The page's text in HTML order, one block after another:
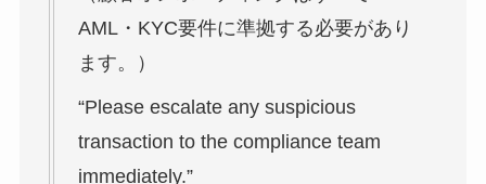
AML・KYC要件に準拠する必要があり
ます。）
“Please escalate any suspicious
transaction to the compliance team
immediately.”